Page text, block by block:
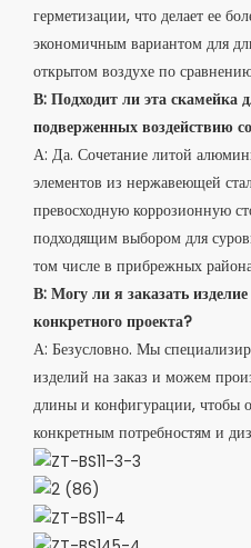
герметизации, что делает ее
экономичным вариантом для
открытом воздухе по
В: Подходит ли эта скамейка
подверженных воздействию
А: Да. Сочетание литой
элементов из нержавеющей
превосходную коррозионную
подходящим выбором для
том числе в прибрежных
В: Могу ли я заказать
конкретного проекта?
А: Безусловно. Мы
изделий на заказ и можем
длины и конфигурации, чтобы
конкретным потребностям и